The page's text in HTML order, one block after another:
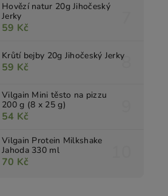
Hovězí natur 20g Jihočeský
Jerky
59 Kč
Krůtí bejby 20g Jihočeský Jerky
59 Kč
Vilgain Mini těsto na pizzu
200 g (8 x 25 g)
54 Kč
Vilgain Protein Milkshake
Jahoda 330 ml
70 Kč